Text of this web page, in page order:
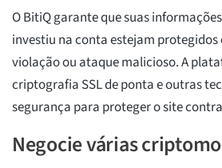
O BitiQ garante que suas
investiu na conta estejam
violação ou ataque malicioso. A
criptografia SSL de ponta e outras
segurança para proteger o site
Negocie várias